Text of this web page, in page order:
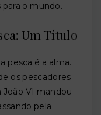
o mundo.
Um Título
pesca é a alma.
os pescadores
VI mandou
pela